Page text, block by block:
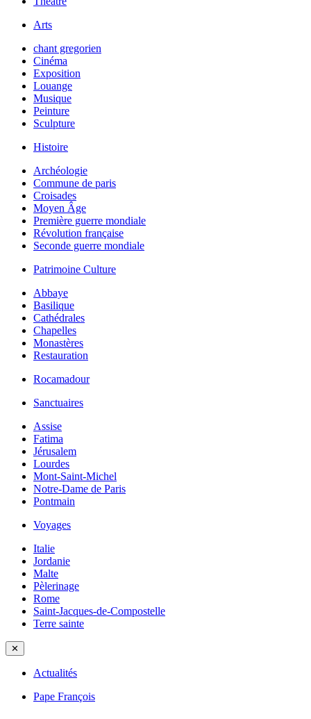
Arts
chant gregorien
Cinéma
Exposition
Louange
Musique
Peinture
Sculpture
Histoire
Archéologie
Commune de paris
Croisades
Moyen Âge
Première guerre mondiale
Révolution française
Seconde guerre mondiale
Patrimoine Culture
Abbaye
Basilique
Cathédrales
Chapelles
Monastères
Restauration
Rocamadour
Sanctuaires
Assise
Fatima
Jérusalem
Lourdes
Mont-Saint-Michel
Notre-Dame de Paris
Pontmain
Voyages
Italie
Jordanie
Malte
Pèlerinage
Rome
Saint-Jacques-de-Compostelle
Terre sainte
✕
Actualités
Pape François